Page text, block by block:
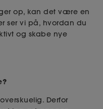
op, kan det være en
ser vi på, hvordan du
og skabe nye
Derfor